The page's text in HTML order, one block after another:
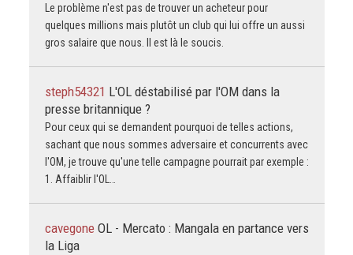
Le problème n'est pas de trouver un acheteur pour
quelques millions mais plutôt un club qui lui offre un aussi
gros salaire que nous. Il est là le soucis.
steph54321 L'OL déstabilisé par l'OM dans la
presse britannique ?
Pour ceux qui se demandent pourquoi de telles actions,
sachant que nous sommes adversaire et concurrents avec
l'OM, je trouve qu'une telle campagne pourrait par exemple :
1. Affaiblir l'OL…
cavegone OL - Mercato : Mangala en partance vers
la Liga